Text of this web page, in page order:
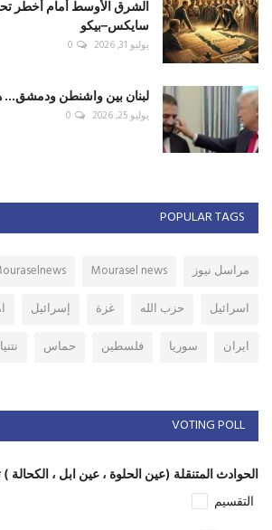
الشرق الأوسط أمام أخطر
سايكس–بيكو
يوليو 31, 2026 0
لبنان بين واشنطن ودمشق...
يوليو 25, 2026 0
POPULAR TAGS
مراسل نيوز Mourasel news
اسرائيل
حزب الله غزة إسرائيل
ايران
سوريا فلسطين حماس
VOTING POLL
الحوادث المتنقلة (عين الحلوة ، عين ابل ، الكحالة
التقسيم